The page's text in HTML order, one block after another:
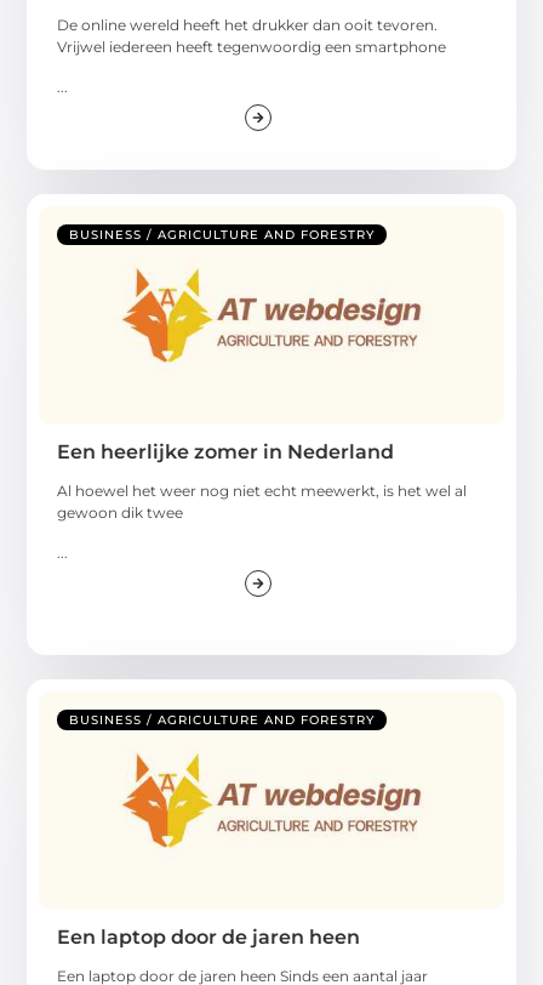
De online wereld heeft het drukker dan ooit tevoren.
Vrijwel iedereen heeft tegenwoordig een smartphone
BUSINESS / AGRICULTURE AND FORESTRY
Een heerlijke zomer in Nederland
Al hoewel het weer nog niet echt meewerkt, is het wel al
gewoon dik twee
BUSINESS / AGRICULTURE AND FORESTRY
Een laptop door de jaren heen
Een laptop door de jaren heen Sinds een aantal jaar